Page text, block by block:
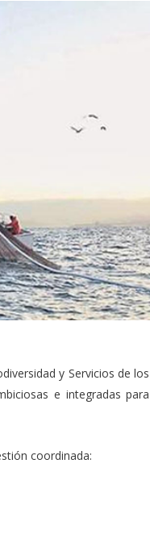
y Servicios de los
e integradas para
coordinada: